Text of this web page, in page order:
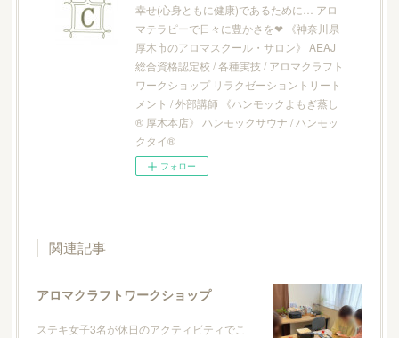
幸せ(心身ともに健康)であるために… アロ
マテラピーで日々に豊かさを❤︎ 《神奈川県
厚木市のアロマスクール・サロン》 AEAJ
総合資格認定校 / 各種実技 / アロマクラフト
ワークショップ リラクゼーショントリート
メント / 外部講師 《ハンモックよもぎ蒸し
® 厚木本店》 ハンモックサウナ / ハンモッ
クタイ®
フォロー
関連記事
アロマクラフトワークショップ
ステキ女子3名が休日のアクティビティでこ